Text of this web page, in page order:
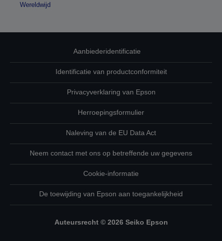
Wereldwijd
Aanbiederidentificatie
Identificatie van productconformiteit
Privacyverklaring van Epson
Herroepingsformulier
Naleving van de EU Data Act
Neem contact met ons op betreffende uw gegevens
Cookie-informatie
De toewijding van Epson aan toegankelijkheid
Auteursrecht © 2026 Seiko Epson